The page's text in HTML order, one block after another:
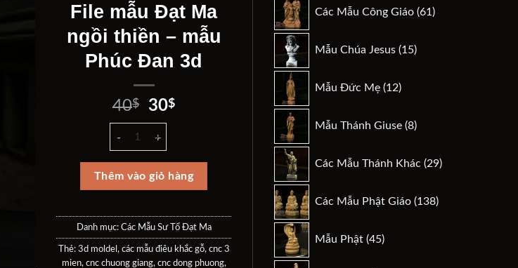
File mẫu Đạt Ma
ngồi thiền – mẫu
Phúc Đan 3d
40$
Giá
gốc
là:
40$.
30$Giá
30$.
File mẫu Đạt Ma ngồi thiền - mẫu Phúc Đan 3d số lượng
Thêm vào giỏ hàng
Danh mục: Các Mẫu Sư Tổ Đạt Ma
Thẻ: 3d moldel , các mẫu điêu khắc gỗ, cnc 3
mien, cnc chuong giang, cnc dong phuong,
Các Mẫu Công Giáo 61
sản
Mẫu Chúa Jesus 15
sản
Mẫu Đức Mẹ 12
sản
Mẫu Thánh Giuse 8
sản
Các Mẫu Thánh Khác
29
sản
Các Mẫu Phật Giáo 138
sản
Mẫu Phật 45
sản